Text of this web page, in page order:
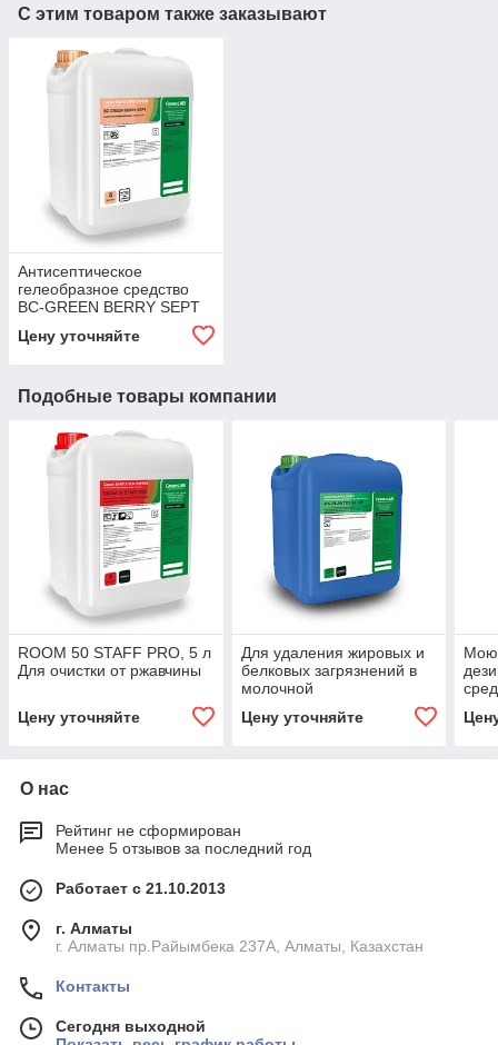
С этим товаром также заказывают
Антисептическое
гелеобразное средство
BC-GREEN BERRY SEPT
Цену уточняйте
Подобные товары компании
ROOM 50 STAFF PRO, 5 л
Для очистки от ржавчины
Цену уточняйте
Для удаления жировых и
белковых загрязнений в
молочной
PLANTEX 24 CIP, 20л
Цену уточняйте
О нас
Рейтинг не сформирован
Менее 5 отзывов за последний год
Работает с 21.10.2013
г. Алматы
г. Алматы пр.Райымбека 237А, Алматы, Казахстан
Контакты
Сегодня выходной